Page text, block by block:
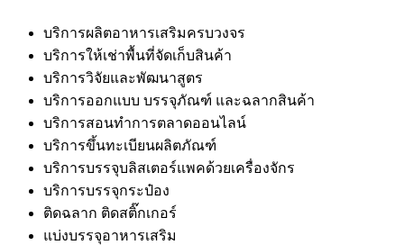
บริการผลิตอาหารเสริมครบวงจร
บริการให้เช่าพื้นที่จัดเก็บสินค้า
บริการวิจัยและพัฒนาสูตร
บริการออกแบบ บรรจุภัณฑ์ และฉลากสินค้า
บริการสอนทำการตลาดออนไลน์
บริการขึ้นทะเบียนผลิตภัณฑ์
บริการบรรจุบลิสเตอร์แพคด้วยเครื่องจักร
บริการบรรจุกระป๋อง
ติดฉลาก ติดสติ๊กเกอร์
แบ่งบรรจุอาหารเสริม